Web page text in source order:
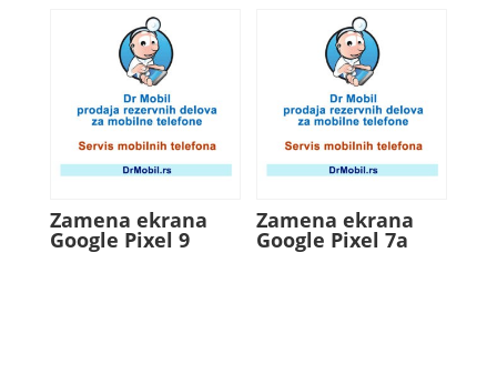
Zamena ekrana
Google Pixel 9
Zamena ekrana
Google Pixel 7a